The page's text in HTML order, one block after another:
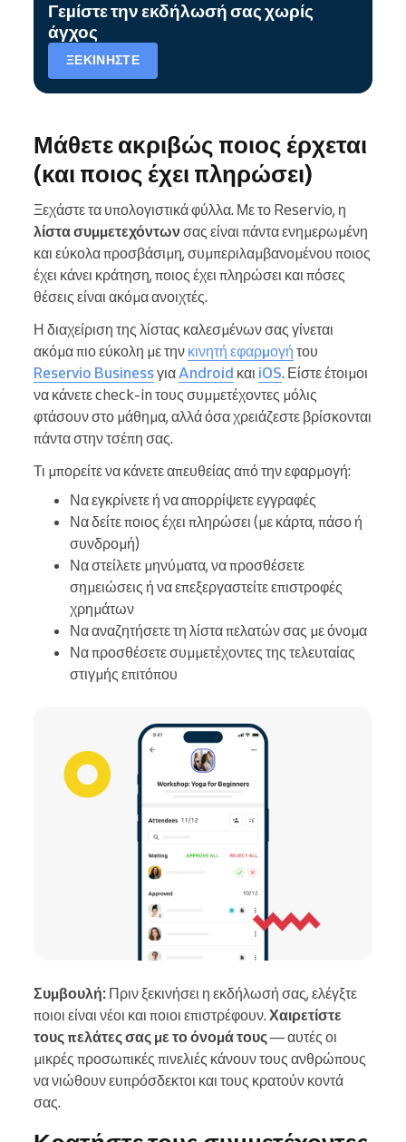
Γεμίστε την εκδήλωσή σας χωρίς
άγχος
ΞΕΚΙΝΉΣΤΕ
Μάθετε ακριβώς ποιος έρχεται
(και ποιος έχει πληρώσει)
Ξεχάστε τα υπολογιστικά φύλλα. Με το Reservio, η
λίστα συμμετεχόντωνσας είναι πάντα ενημερωμένη
και εύκολα προσβάσιμη, συμπεριλαμβανομένου ποιος
έχει κάνει κράτηση, ποιος έχει πληρώσει και πόσες
θέσεις είναι ακόμα ανοιχτές.
Η διαχείριση της λίστας καλεσμένων σας γίνεται
ακόμα πιο εύκολη με την κινητή εφαρμογή του
Reservio Businessγια Android και iOS. Είστε έτοιμοι
να κάνετε check-in τους συμμετέχοντες μόλις
φτάσουν στο μάθημα, αλλά όσα χρειάζεστε βρίσκονται
πάντα στην τσέπη σας.
Τι μπορείτε να κάνετε απευθείας από την εφαρμογή:
Να εγκρίνετε ή να απορρίψετε εγγραφές
Να δείτε ποιος έχει πληρώσει (με κάρτα, πάσο ή
συνδρομή)
Να στείλετε μηνύματα, να προσθέσετε
σημειώσεις ή να επεξεργαστείτε επιστροφές
χρημάτων
Να αναζητήσετε τη λίστα πελατών σας με όνομα
Να προσθέσετε συμμετέχοντες της τελευταίας
στιγμής επιτόπου
Συμβουλή: Πριν ξεκινήσει η εκδήλωσή σας, ελέγξτε
ποιοι είναι νέοι και ποιοι επιστρέφουν. Χαιρετίστε
τους πελάτες σας με το όνομά τους— αυτές οι
μικρές προσωπικές πινελιές κάνουν τους ανθρώπους
να νιώθουν ευπρόσδεκτοι και τους κρατούν κοντά
σας.